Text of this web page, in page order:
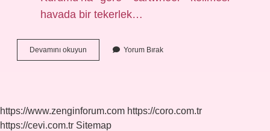
havada bir tekerlek…
Devamını okuyun Perende
Nedir
Yorum Bırak
https://www.zenginforum.com https://coro.com.tr
https://cevi.com.tr Sitemap